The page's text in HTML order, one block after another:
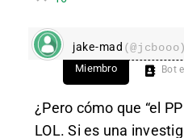
jake-mad (@jcbooo)
Miembro Bot
¿Pero cómo que “el
LOL. Si es una